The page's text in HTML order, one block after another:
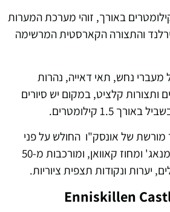
-94 מטר ו-11.5 קילומטרים באורך, זוהי מערכת המערות
והתצורה הקארסטית המרשימה
נחש, תאי דאייה, נהרות
ותצורות קלציט, במקום יש סיורים
של אונסק"ו החולש על פני
שטח גדול של מחוז פרמנאג' ומחוז קאוואן, ומורכבות מ-50
יערות ונקודות תצפית ציוריות.